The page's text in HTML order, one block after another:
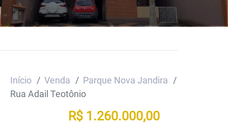
Início Venda
Parque Nova Jandira
Rua Adail Teotônio
R$ 1.260.000,00